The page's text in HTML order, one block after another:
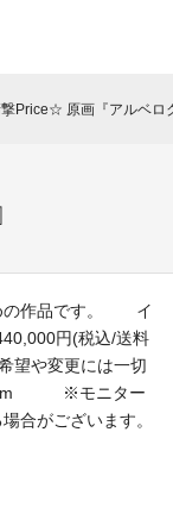
Price☆ 原画『アルベロ
の作品です。 イ
円(税込/送料
や変更には一切
※モニター
合がございます。